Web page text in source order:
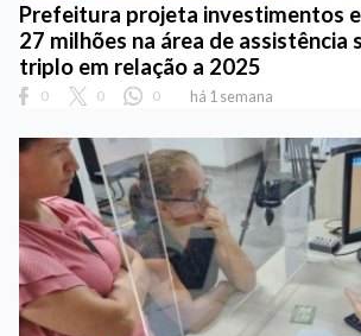
Prefeitura projeta investimentos
27 milhões na área de assistência
triplo em relação a 2025
0 0 0 há 1 semana